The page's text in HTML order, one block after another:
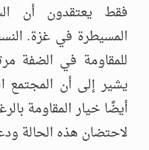
فقط يعتقدون أن
المسيطرة في غزة.
للمقاومة في الضفة
يشير إلى أن المجتمع
أيضًا خيار المقاومة
لاحتضان هذه الحالة